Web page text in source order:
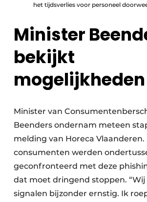
het tijdsverlies voor personeel
Minister
bekijkt
mogelijkheden
Minister van
Beenders ondernam meteen
melding van Horeca Vlaanderen.
consumenten werden
geconfronteerd met deze
dat moet dringend stoppen.
signalen bijzonder ernstig. Ik